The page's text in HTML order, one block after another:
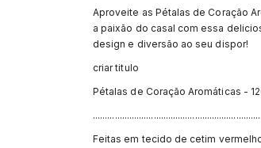
Aproveite as Pétalas de Coração
a paixão do casal com essa
design e diversão ao seu dispor!
criar titulo
Pétalas de Coração Aromáticas -
Feitas em tecido de cetim